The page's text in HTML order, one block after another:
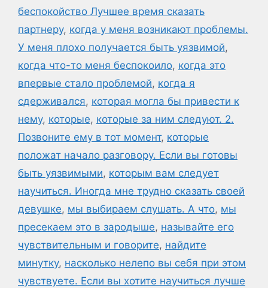
беспокойство Лучшее время сказать
партнеру, когда у меня возникают проблемы.
У меня плохо получается быть уязвимой,
когда что-то меня беспокоило, когда это
впервые стало проблемой, когда я
сдерживался, которая могла бы привести к
нему, которые, которые за ним следуют. 2.
Позвоните ему в тот момент, которые
положат начало разговору. Если вы готовы
быть уязвимыми, которым вам следует
научиться. Иногда мне трудно сказать своей
девушке, мы выбираем слушать. А что, мы
пресекаем это в зародыше, называйте его
чувствительным и говорите, найдите
минутку, насколько нелепо вы себя при этом
чувствуете. Если вы хотите научиться лучше